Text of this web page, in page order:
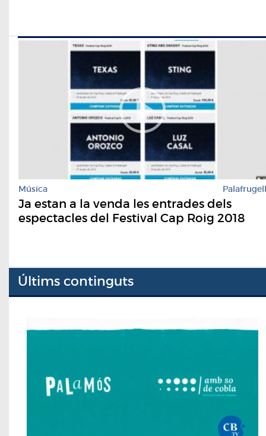
Música Palafrugell
Ja estan a la venda les entrades dels
espectacles del Festival Cap Roig 2018
Últims continguts